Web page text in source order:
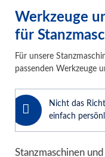
Werkzeuge
für
Für unsere
passenden Werkzeuge
Nicht das
einfach
Stanzmaschinen